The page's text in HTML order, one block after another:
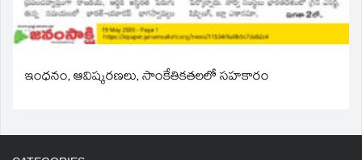
ఇంధనం, ఆవిష్కరణలు, సాంకేతికతలలో సహకారం